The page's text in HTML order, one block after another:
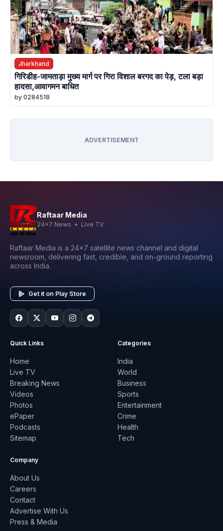
Jharkhand
गिरिडीह-जामताड़ा मुख्य मार्ग पर गिरा विशाल बरगद का पेड़, टला बड़ा
हादसा,आवागमन बाधित
by 0284518
ADVERTISEMENT
Raftaar Media
24x7 News • Live TV
Raftaar Media is a 24x7 satellite news channel and digital
newsroom, delivering fast, credible, and on-ground reporting
across India.
Get it on Play Store
Quick Links
Home
Live TV
Breaking News
Videos
Photos
ePaper
Podcasts
Sitemap
Categories
India
World
Business
Sports
Entertainment
Crime
Health
Tech
Company
About Us
Careers
Contact
Advertise With Us
Press & Media